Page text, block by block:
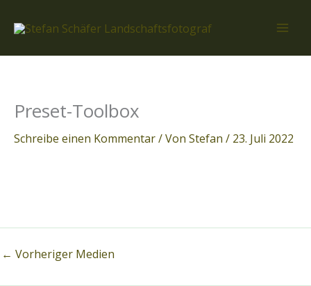
Inhalt
Preset-Toolbox
Schreibe einen Kommentar/ Von Stefan / 23. Juli 2022
← Vorheriger Medien